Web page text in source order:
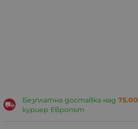
Безплатна доставка над 75.00
куриер Европът